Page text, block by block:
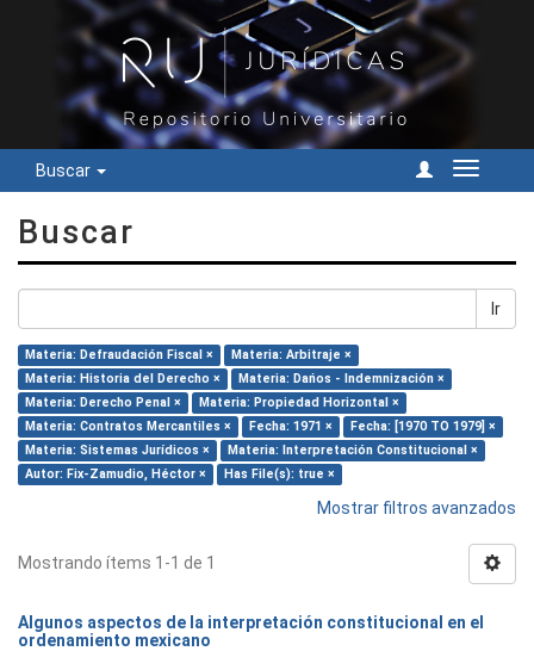
Buscar
Cambiar
Buscar
Ir
Materia: Defraudación Fiscal ×
Materia: Arbitraje ×
Materia: Historia del Derecho ×
Materia: Dańos - Indemnización ×
Materia: Derecho Penal ×
Materia: Propiedad Horizontal ×
Materia: Contratos Mercantiles ×
Fecha: 1971 ×
Fecha: [1970 TO 1979] ×
Materia: Sistemas Jurídicos ×
Materia: Interpretación Constitucional ×
Autor: Fix-Zamudio, Héctor ×
Has File(s): true ×
Mostrar filtros avanzados
Mostrando ítems 1-1 de 1
Algunos aspectos de la interpretación constitucional en el
ordenamiento mexicano